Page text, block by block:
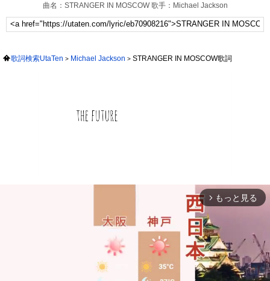
曲名：STRANGER IN MOSCOW 歌手：Michael Jackson
歌詞検索UtaTen Michael Jackson STRANGER IN MOSCOW歌詞
arrow_forward_ios もっと見る